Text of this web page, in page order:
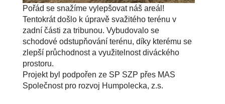
Pořád se snažíme vylepšovat náš areál!
Tentokrát došlo k úpravě svažitého terénu v
zadní části za tribunou. Vybudovalo se
schodové odstupňování terénu, díky kterému se
zlepší průchodnost a využitelnost diváckého
prostoru.
Projekt byl podpořen ze SP SZP přes MAS
Společnost pro rozvoj Humpolecka, z.s.